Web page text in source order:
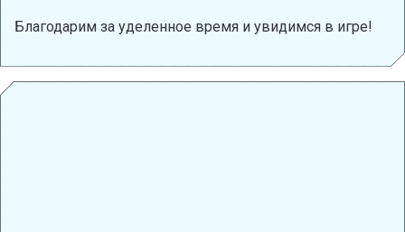
Благодарим за уделенное время и увидимся в игре!